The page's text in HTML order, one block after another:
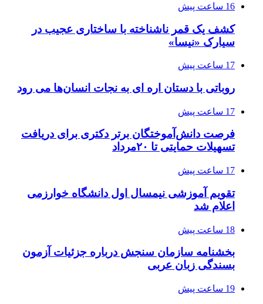
16 ساعت پیش
کشف یک قمر ناشناخته با ساختاری عجیب در
سیارک «نیسا»
17 ساعت پیش
روباتی با دستان اره ای به نجات انسان‌ها می رود
17 ساعت پیش
فرصت دانش‌آموختگان برتر دکتری‌ برای دریافت
تسهیلات حمایتی تا ۲۰مرداد
17 ساعت پیش
تقویم آموزشی نیمسال اول دانشگاه خوارزمی
اعلام شد
18 ساعت پیش
بخشنامه سازمان سنجش درباره جزئیات آزمون
بسندگی زبان عربی
19 ساعت پیش